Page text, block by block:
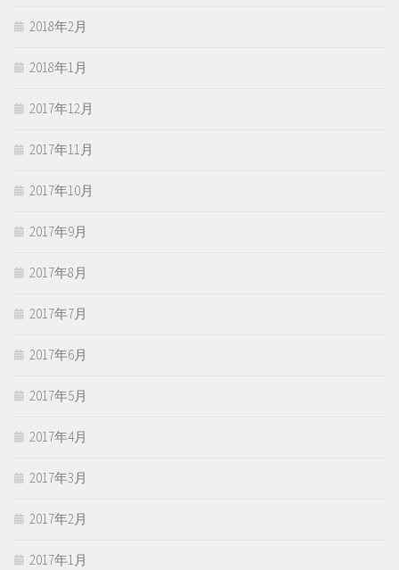
2018年2月
2018年1月
2017年12月
2017年11月
2017年10月
2017年9月
2017年8月
2017年7月
2017年6月
2017年5月
2017年4月
2017年3月
2017年2月
2017年1月